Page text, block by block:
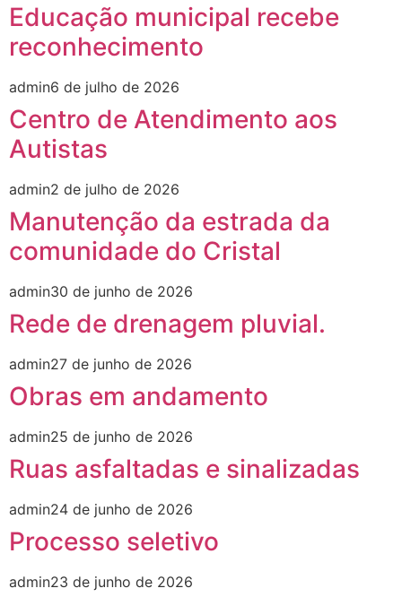
Educação municipal recebe
reconhecimento
admin6 de julho de 2026
Centro de Atendimento aos
Autistas
admin2 de julho de 2026
Manutenção da estrada da
comunidade do Cristal
admin30 de junho de 2026
Rede de drenagem pluvial.
admin27 de junho de 2026
Obras em andamento
admin25 de junho de 2026
Ruas asfaltadas e sinalizadas
admin24 de junho de 2026
Processo seletivo
admin23 de junho de 2026